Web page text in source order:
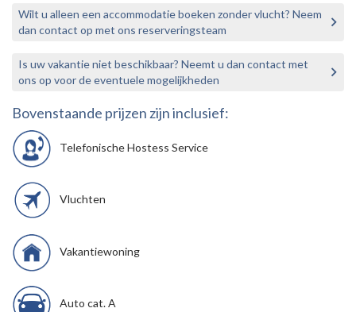
Wilt u alleen een accommodatie boeken zonder vlucht? Neem
dan contact op met ons reserveringsteam
Is uw vakantie niet beschikbaar? Neemt u dan contact met
ons op voor de eventuele mogelijkheden
Bovenstaande prijzen zijn inclusief:
Telefonische Hostess Service
Vluchten
Vakantiewoning
Auto cat. A